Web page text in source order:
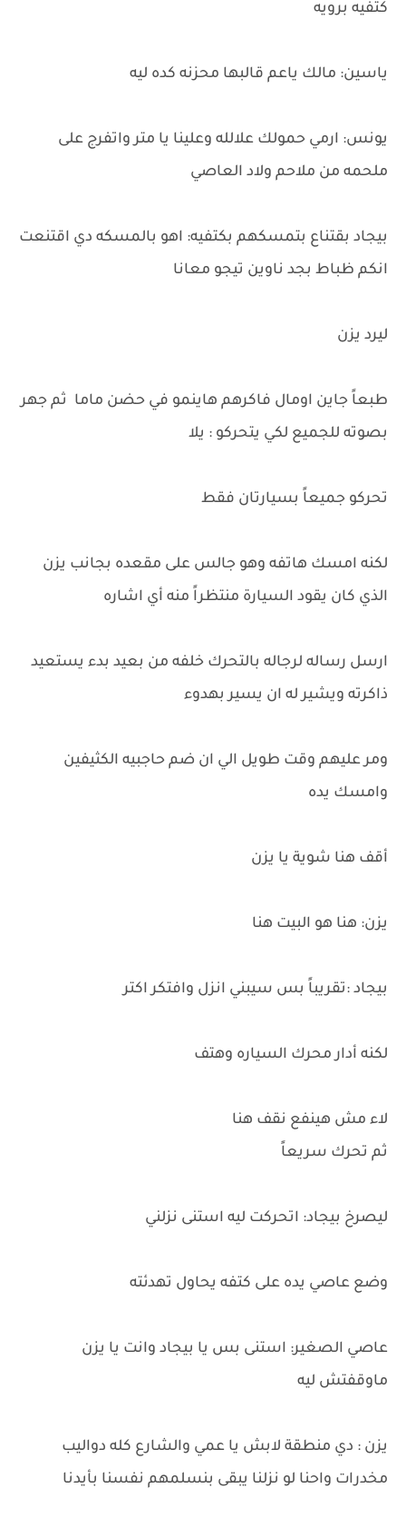
كتفيه برويه
ياسين: مالك ياعم قالبها محزنه كده ليه
يونس: ارمي حمولك علالله وعلينا يا متر واتفرج على
ملحمه من ملاحم ولاد العاصي
بيجاد بقتناع بتمسكهم بكتفيه: اهو بالمسكه دي اقتنعت
انكم ظباط بجد ناوين تيجو معانا
ليرد يزن
طبعاً جاين اومال فاكرهم هاينمو في حضن ماما ثم جهر
بصوته للجميع لكي يتحركو : يلا
تحركو جميعاً بسيارتان فقط
لكنه امسك هاتفه وهو جالس على مقعده بجانب يزن
الذي كان يقود السيارة منتظراً منه أي اشاره
ارسل رساله لرجاله بالتحرك خلفه من بعيد بدء يستعيد
ذاكرته ويشير له ان يسير بهدوء
ومر عليهم وقت طويل الي ان ضم حاجبيه الكثيفين
وامسك يده
أقف هنا شوية يا يزن
يزن: هنا هو البيت هنا
بيجاد :تقريباً بس سيبني انزل وافتكر اكتر
لكنه أدار محرك السياره وهتف
لاء مش هينفع نقف هنا
ثم تحرك سريعاً
ليصرخ بيجاد: اتحركت ليه استنى نزلني
وضع عاصي يده على كتفه يحاول تهدئته
عاصي الصغير: استنى بس يا بيجاد وانت يا يزن
ماوقفتش ليه
يزن : دي منطقة لابش يا عمي والشارع كله دواليب
مخدرات واحنا لو نزلنا يبقى بنسلمهم نفسنا بأيدنا